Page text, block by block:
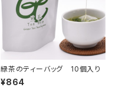
緑茶のティーバッグ 10個入り
¥864